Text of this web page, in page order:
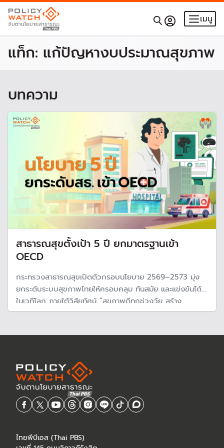
เมนู
แท็ก: แก้ปัญหางบประมาณสุขภาพ
บทความ
สาธารณสุขตั้งเป้า 5 ปี ยกมาตรฐานเข้า
OECD
กระทรวงสาธารณสุขเปิดตัวกรอบนโยบาย 2569–2573 มุ่ง
ยกระดับระบบสุขภาพไทยให้ครอบคลุม ทันสมัย และแข่งขันได้
ในเวทีโลก ภายใต้วิสัยทัศน์ “สุขภาพดีทุกช่วงวัย สร้าง
เศรษฐกิจไทย ด้วยนวัตกรรมและภูมิปัญญา”
ไทยพีบีเอส (Thai PBS)